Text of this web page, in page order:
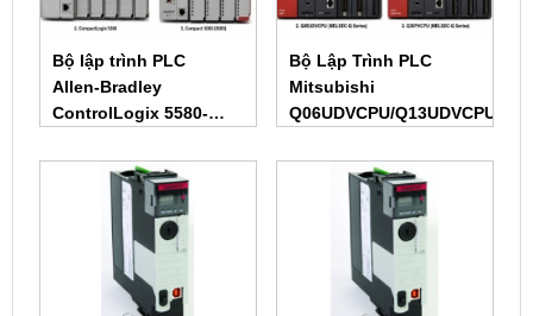
Bộ lập trình PLC
Allen‑Bradley
ControlLogix 5580-
L82E 1756-L83E 1756-
L84E 1756-L85
Bộ Lập Trình PLC
Mitsubishi
Q06UDVCPU/Q13UDVCPU/